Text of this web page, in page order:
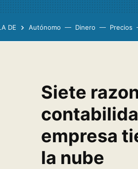
DE Autónomo Dinero Precios
Siete
empresa
la nube